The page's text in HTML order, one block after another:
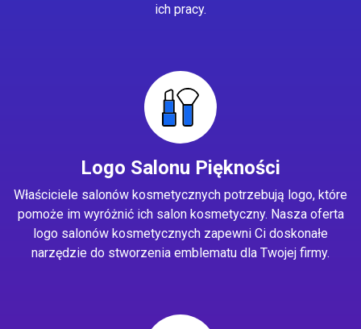
ich pracy.
Logo Salonu Piękności
Właściciele salonów kosmetycznych potrzebują logo, które
pomoże im wyróżnić ich salon kosmetyczny. Nasza oferta
logo salonów kosmetycznych zapewni Ci doskonałe
narzędzie do stworzenia emblematu dla Twojej firmy.